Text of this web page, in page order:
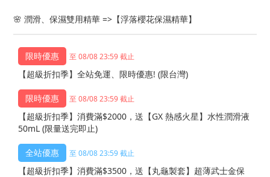
🌸 潤滑、保濕雙用精華 =>【浮落櫻花保濕精華】
至 08/08 23:59 截止
【超級折扣季】全站免運、限時優惠! (限台灣)
至 08/08 23:59 截止
【超級折扣季】消費滿$2000，送【GX 熱感火星】水性潤滑液
50mL (限量送完即止)
至 08/08 23:59 截止
【超級折扣季】消費滿$3500，送【丸龜製套】超薄武士金保